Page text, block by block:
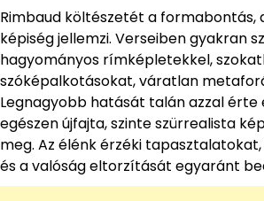
Rimbaud költészetét a formabontás,
képiség jellemzi. Verseiben gyakran
hagyományos rímképletekkel,
szóképalkotásokat, váratlan
Legnagyobb hatását talán azzal érte
egészen újfajta, szinte szürrealista
meg. Az élénk érzéki
és a valóság eltorzítását egyaránt